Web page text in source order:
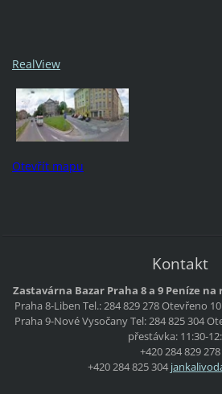
RealView
Otevřít mapu
Kontakt
Zastavárna Bazar Praha 8 a 9 Peníze na
Praha 8-Liben Tel.: 284 829 278Otevřeno
Praha 9-Nové VysočanyTel: 284 825 304
přestávka: 11:30-
+420 284 829 278
+420 284 825 304jankaliv